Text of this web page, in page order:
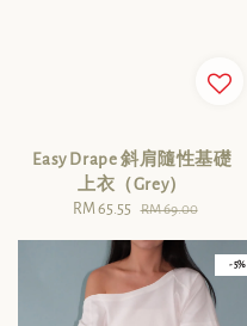
Easy Drape 斜肩隨性基礎
上衣（Grey）
Sale
RM 65.55 Regular
RM 69.00
- 5%